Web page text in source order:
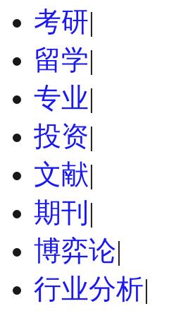
考研|
留学|
专业|
投资|
文献|
期刊 |
博弈论|
行业分析|